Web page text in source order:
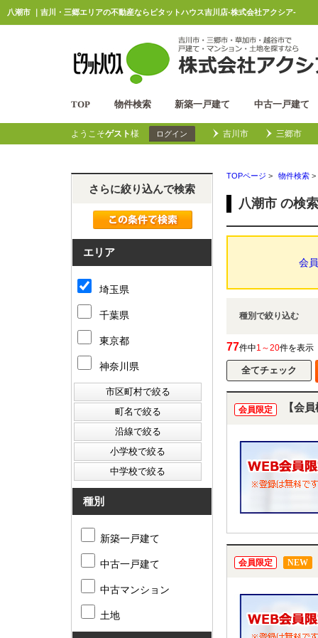
八潮市 ｜吉川・三郷エリアの不動産ならピタットハウス吉川店-株式会社アクシア-
TOP 物件検索 新築一戸建て 中古一戸建て
ようこそゲスト様 ログイン 吉川市 三郷市
TOPページ > 物件検索 >
八潮市 の検
会
種別で絞り込む
77件中1～20件を表示
会員限定 【会
会員限定 NEW
さらに絞り込んで検索
エリア
埼玉県
千葉県
東京都
神奈川県
種別
新築一戸建て
中古一戸建て
中古マンション
土地